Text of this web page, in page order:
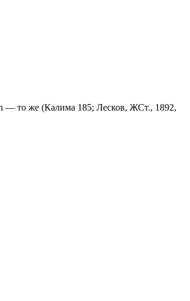
— то же (Калима 185; Лесков, ЖСт., 1892,